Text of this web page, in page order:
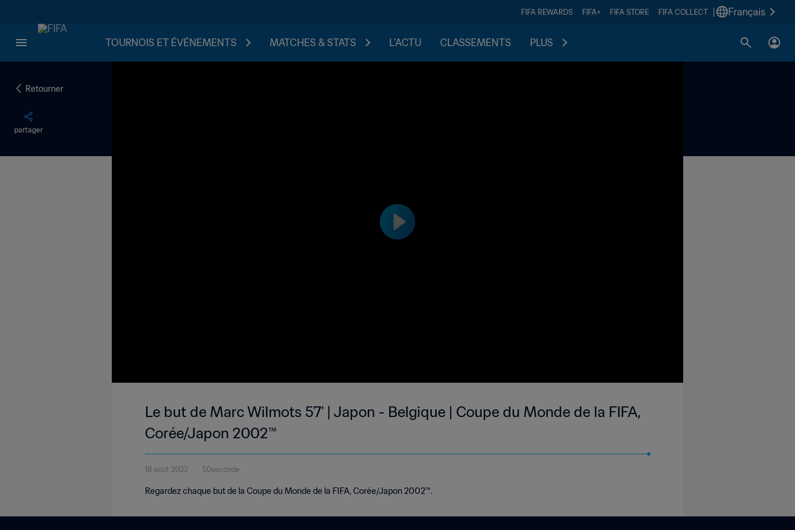
FIFA REWARDS FIFA+ FIFA STORE FIFA COLLECT Français
TOURNOIS ET ÉVÉNEMENTS MATCHES & STATS L'ACTU CLASSEMENTS PLUS
Retourner
partager
Le but de Marc Wilmots 57' | Japon - Belgique | Coupe du Monde de la FIFA,
Corée/Japon 2002™
18 août 2022 50seconde
Regardez chaque but de la Coupe du Monde de la FIFA, Corée/Japon 2002™.